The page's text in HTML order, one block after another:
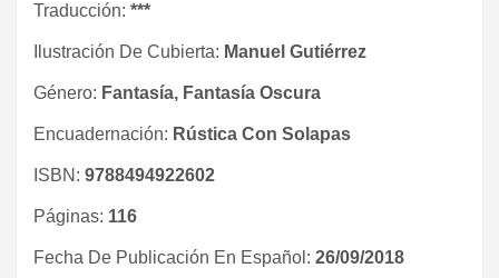
Traducción: ***
Ilustración De Cubierta: Manuel Gutiérrez
Género: Fantasía, Fantasía Oscura
Encuadernación: Rústica Con Solapas
ISBN: 9788494922602
Páginas: 116
Fecha De Publicación En Español: 26/09/2018